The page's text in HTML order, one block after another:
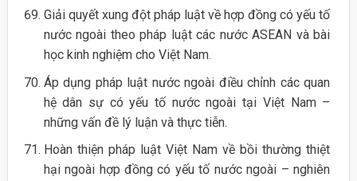
Giải quyết xung đột pháp luật về hợp đồng có yếu tố
nước ngoài theo pháp luật các nước ASEAN và bài
học kinh nghiệm cho Việt Nam.
Áp dụng pháp luật nước ngoài điều chỉnh các quan
hệ dân sự có yếu tố nước ngoài tại Việt Nam –
những vấn đề lý luận và thực tiễn.
Hoàn thiện pháp luật Việt Nam về bồi thường thiệt
hại ngoài hợp đồng có yếu tố nước ngoài – nghiên